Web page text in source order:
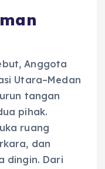
Anggota
Utara–Medan
tangan
pihak.
ruang
dan
dingin. Dari